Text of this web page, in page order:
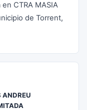
CTRA MASIA
de Torrent,
ANDREU